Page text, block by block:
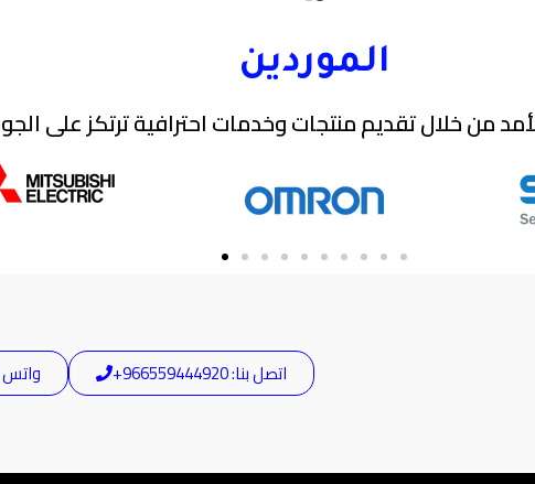
الموردين
من خلال تقديم منتجات وخدمات احترافية ترتكز على
اتصل بنا: 966559444920+ واتس آب: